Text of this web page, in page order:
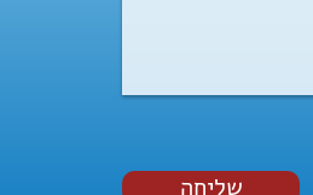
שליחה